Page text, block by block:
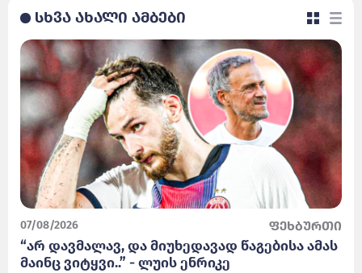
სხვა ახალი ამბები
07/08/2026 ფეხბურთი
“არ დავმალავ, და მიუხედავად წაგებისა ამას
მაინც ვიტყვი..” - ლუის ენრიკე